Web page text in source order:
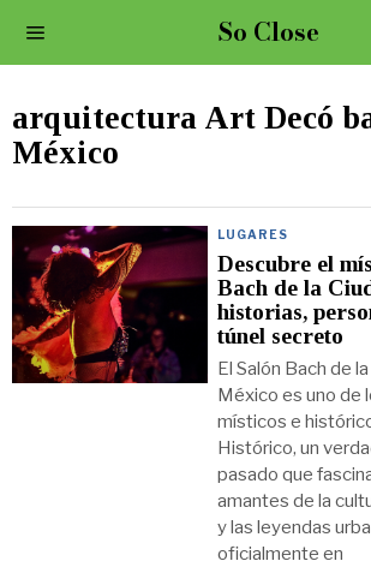
So Close
arquitectura Art Decó
México
LUGARES
Descubre el
Bach de la
historias,
túnel secreto
El Salón Bach de
México es uno de
místicos e
Histórico, un
pasado que
amantes de la
y las leyendas
oficialmente en